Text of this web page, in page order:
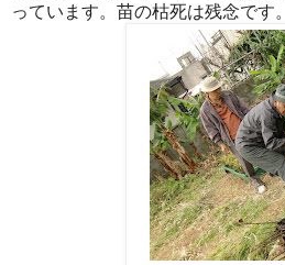
っています。苗の枯死は残念です。